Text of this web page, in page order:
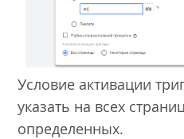
Условие активации
указать на всех
определенных.